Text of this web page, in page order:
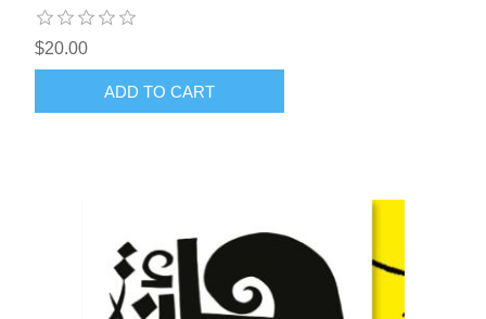
$20.00
ADD TO CART